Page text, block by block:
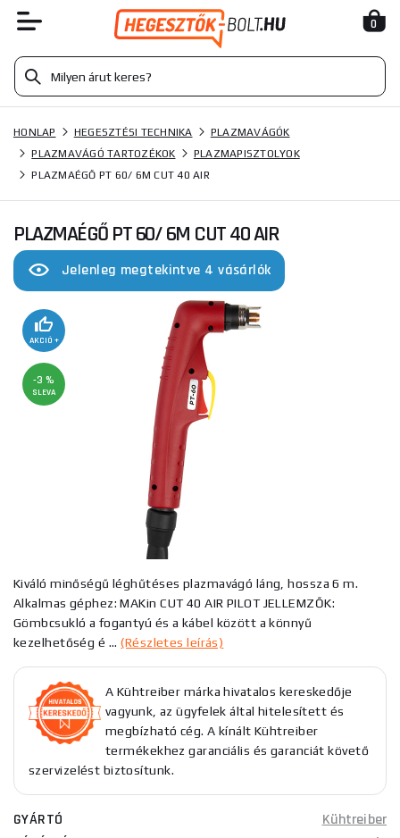
0
HONLAP HEGESZTÉSI TECHNIKA
PLAZMAVÁGÓK
PLAZMAVÁGÓ TARTOZÉKOK
PLAZMAPISZTOLYOK
PLAZMAÉGŐ PT 60/ 6M CUT 40 AIR
PLAZMAÉGŐ PT 60/ 6M CUT 40 AIR
Jelenleg megtekintve 4 vásárlók
AKCIÓ +
-3 %
SLEVA
Kiváló minőségű léghűtéses plazmavágó láng, hossza 6 m.
Alkalmas géphez: MAKin CUT 40 AIR PILOT JELLEMZŐK:
Gömbcsukló a fogantyú és a kábel között a könnyű
kezelhetőség é ...(Részletes leírás)
A Kühtreiber márka hivatalos kereskedője
vagyunk, az ügyfelek által hitelesített és
megbízható cég. A kínált Kühtreiber
termékekhez garanciális és garanciát követő
szervizelést biztosítunk.
GYÁRTÓ
Kühtreiber